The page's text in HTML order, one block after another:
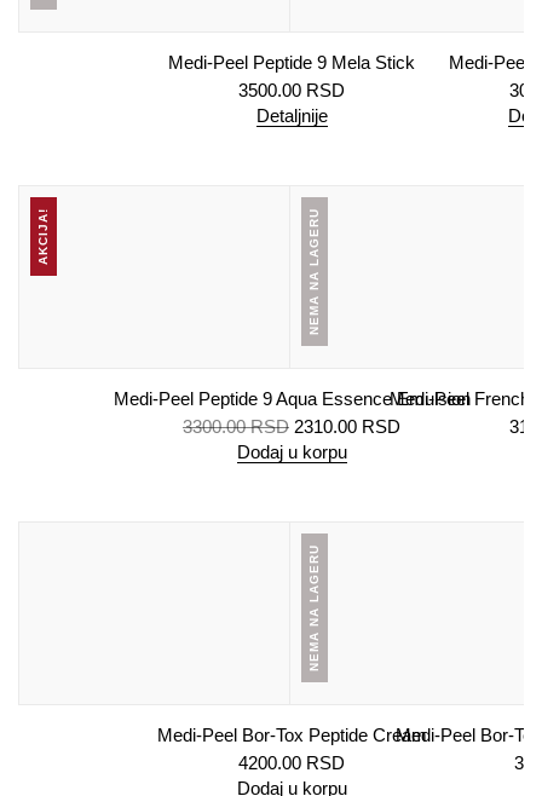
Medi-Peel Peptide 9 Mela Stick
3500.00 RSD
Detaljnije
Medi-Peel
AKCIJA!
Medi-Peel Peptide 9 Aqua Essence Emulsion
3300.00RSD 2310.00 RSD
Dodaj u korpu
NEMA NA LAGERU
Medi-Peel French
Medi-Peel Bor-Tox Peptide Cream
4200.00 RSD
Dodaj u korpu
NEMA NA LAGERU
Medi-Peel Bor-